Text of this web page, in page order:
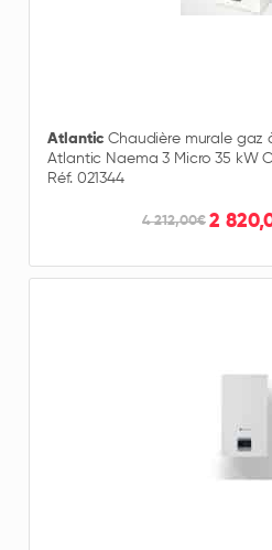
Atlantic Chaudière murale gaz
Atlantic Naema 3 Micro 35 kW
Réf. 021344
4 212,00€ 2